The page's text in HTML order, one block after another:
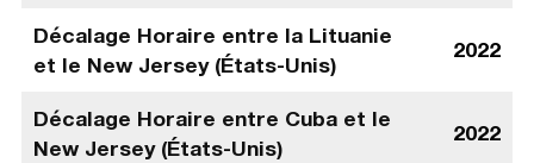
Décalage Horaire entre la Lituanie
et le New Jersey (États-Unis)
2022
Décalage Horaire entre Cuba et le
New Jersey (États-Unis)
2022